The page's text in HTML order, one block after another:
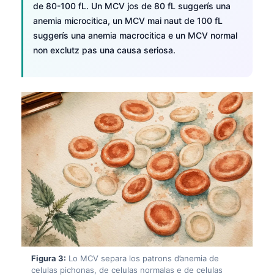
de 80-100 fL. Un MCV jos de 80 fL suggerís una
anemia microcitica, un MCV mai naut de 100 fL
suggerís una anemia macrocitica e un MCV normal
non exclutz pas una causa seriosa.
Figura 3: Lo MCV separa los patrons d’anemia de
celulas pichonas, de celulas normalas e de celulas